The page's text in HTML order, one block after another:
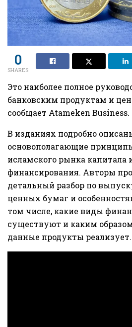
0
SHARES
Это наиболее полное
банковским продуктам и
сообщает Atameken Business.
В изданиях подробно
основополагающие
исламского рынка капитала
финансирования. Авторы
детальный разбор по
ценных бумаг и
том числе, какие виды
существуют и каким
данные продукты реализует.